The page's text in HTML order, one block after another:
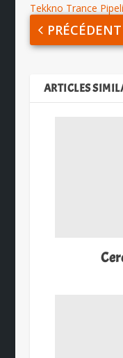
Tekkno Trance
PRÉCÉDENT
ARTICLES